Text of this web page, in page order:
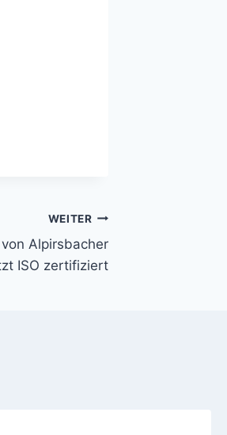
WEITER
Alpirsbacher
ISO zertifiziert